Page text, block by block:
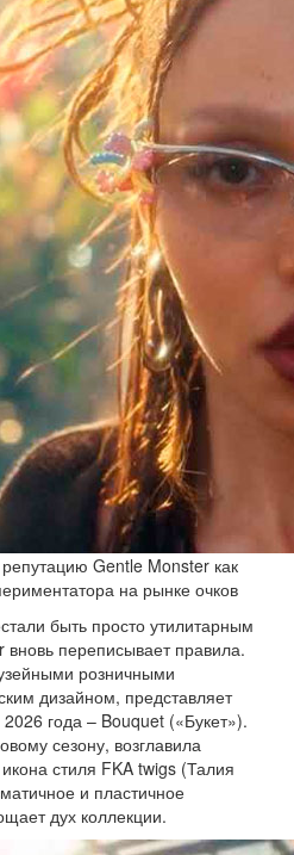
Gentle Monster как
на рынке очков
быть просто утилитарным
переписывает правила.
розничными
дизайном, представляет
года – Bouquet («Букет»).
сезону, возглавила
стиля FKA twigs (Талия
и пластичное
дух коллекции.